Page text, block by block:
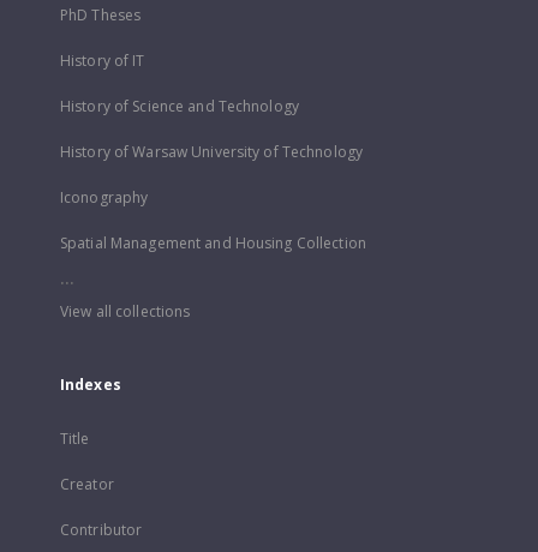
PhD Theses
History of IT
History of Science and Technology
History of Warsaw University of Technology
Iconography
Spatial Management and Housing Collection
...
View all collections
Indexes
Title
Creator
Contributor